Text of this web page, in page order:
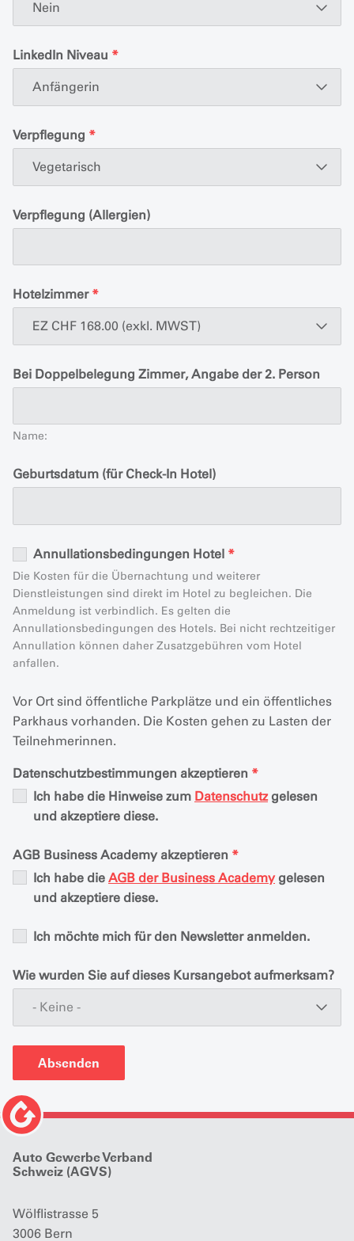
Nein
LinkedIn Niveau *
Anfängerin
Verpflegung *
Vegetarisch
Verpflegung (Allergien)
Hotelzimmer *
EZ CHF 168.00 (exkl. MWST)
Bei Doppelbelegung Zimmer, Angabe der 2. Person
Name:
Geburtsdatum (für Check-In Hotel)
Annullationsbedingungen Hotel *
Die Kosten für die Übernachtung und weiterer
Dienstleistungen sind direkt im Hotel zu begleichen. Die
Anmeldung ist verbindlich. Es gelten die
Annullationsbedingungen des Hotels. Bei nicht rechtzeitiger
Annullation können daher Zusatzgebühren vom Hotel
anfallen.
Vor Ort sind öffentliche Parkplätze und ein öffentliches
Parkhaus vorhanden. Die Kosten gehen zu Lasten der
Teilnehmerinnen.
Datenschutzbestimmungen akzeptieren *
Ich habe die Hinweise zum Datenschutzgelesen
und akzeptiere diese.
AGB Business Academy akzeptieren *
Ich habe die AGB der Business Academygelesen
und akzeptiere diese.
Ich möchte mich für den Newsletter anmelden.
Wie wurden Sie auf dieses Kursangebot aufmerksam?
- Keine -
Absenden
Auto Gewerbe Verband
Schweiz (AGVS)
Wölflistrasse 5
3006 Bern